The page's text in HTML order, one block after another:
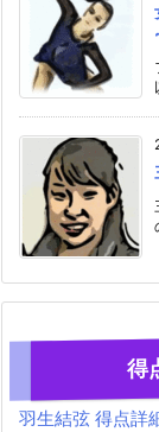
得
羽生結弦 得点詳